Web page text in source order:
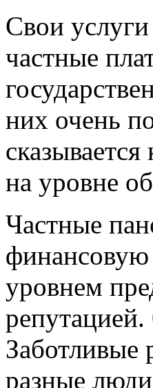
Свои услуги
частные
них очень
на уровне
Частные
финансовую
уровнем
Заботливые
разные